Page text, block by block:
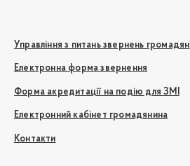
Управління з питань звернень громадян
Електронна форма звернення
Форма акредитації на подію для ЗМІ
Електронний кабінет громадянина
Контакти